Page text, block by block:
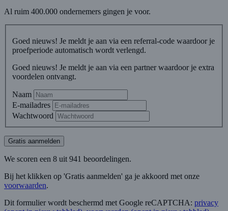
Al ruim 400.000 ondernemers gingen je voor.
Goed nieuws! Je meldt je aan via een referral-code waardoor je
proefperiode automatisch wordt verlengd.
Goed nieuws! Je meldt je aan via een partner waardoor je extra
voordelen ontvangt.
Naam
E-mailadres
Wachtwoord
Gratis aanmelden
We scoren een 8 uit 941 beoordelingen.
Bij het klikken op 'Gratis aanmelden' ga je akkoord met onze
voorwaarden.
Dit formulier wordt beschermd met Google reCAPTCHA: privacy